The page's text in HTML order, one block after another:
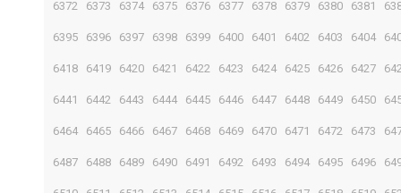
6372 6373 6374 6375 6376 6377 6378 6379 6380 6381
6395 6396 6397 6398 6399 6400 6401 6402 6403 6404
6418 6419 6420 6421 6422 6423 6424 6425 6426 6427
6441 6442 6443 6444 6445 6446 6447 6448 6449 6450
6464 6465 6466 6467 6468 6469 6470 6471 6472 6473
6487 6488 6489 6490 6491 6492 6493 6494 6495 6496